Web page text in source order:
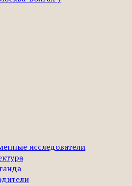
исследователи